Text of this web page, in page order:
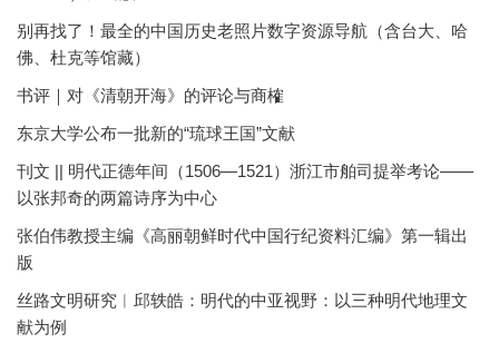
别再找了！最全的中国历史老照片数字资源导航（含台大、哈
佛、杜克等馆藏）
书评｜对《清朝开海》的评论与商榷
东京大学公布一批新的“琉球王国”文献
刊文 || 明代正德年间（1506—1521）浙江市舶司提举考论——
以张邦奇的两篇诗序为中心
张伯伟教授主编《高丽朝鲜时代中国行纪资料汇编》第一辑出
版
丝路文明研究︱邱轶皓：明代的中亚视野：以三种明代地理文
献为例